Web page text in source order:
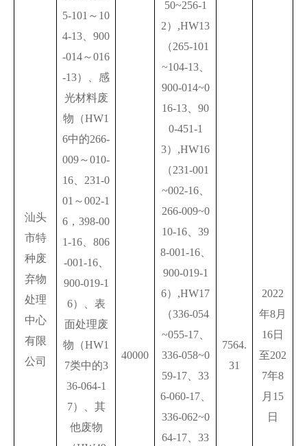
汕头
市特
种废
弃物
处理
中心
有限
公司
5-101～10
4-13、900
-014～016
-13）、感
光材料废
物（HW1
6中的266-
009～010-
16、231-0
01～002-1
6，398-00
1-16、806
-001-16、
900-019-1
6）、表
面处理废
物（HW1
7类中的3
36-064-1
7）、其
他废物
40000
50~256-1
2）,HW13
（265-101
~104-13、
900-014~0
16-13、90
0-451-1
3）,HW16
（231-001
~002-16、
266-009~0
10-16、39
8-001-16、
900-019-1
6）,HW17
（336-054
~055-17、
336-058~0
59-17、33
6-060-17、
336-062~0
64-17、33
7564.
31
2022
年8月
16日
至202
7年8
月15
日